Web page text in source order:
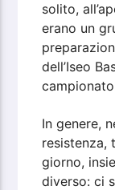
solito,
erano un
dell’Iseo
In genere,
resistenza,
giorno,
diverso: ci